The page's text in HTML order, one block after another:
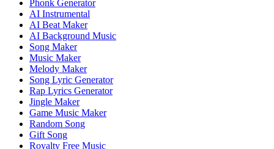
Phonk Generator
AI Instrumental
AI Beat Maker
AI Background Music
Song Maker
Music Maker
Melody Maker
Song Lyric Generator
Rap Lyrics Generator
Jingle Maker
Game Music Maker
Random Song
Gift Song
Royalty Free Music